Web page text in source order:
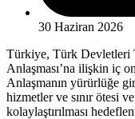
30 Haziran 2026
Türkiye, Türk Devletleri
Anlaşması’na ilişkin iç
Anlaşmanın yürürlüğe
hizmetler ve sınır ötesi
kolaylaştırılması